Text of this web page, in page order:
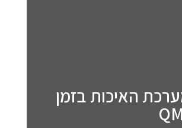
האיכות בזמן